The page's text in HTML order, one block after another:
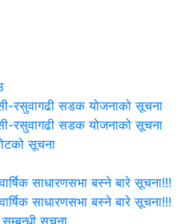
रसुवागढी सडक योजनाको सूचना
रसुवागढी सडक योजनाको सूचना
सूचना
साधारणसभा बस्ने बारे सूचना!!!
साधारणसभा बस्ने बारे सूचना!!!
सूचना